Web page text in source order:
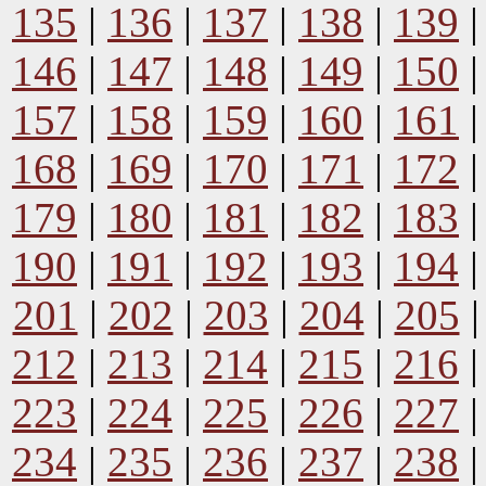
135 | 136 | 137 | 138 | 139
146 | 147 | 148 | 149 | 150
157 | 158 | 159 | 160 | 161
168 | 169 | 170 | 171 | 172
179 | 180 | 181 | 182 | 183
190 | 191 | 192 | 193 | 194
201 | 202 | 203 | 204 | 205
212 | 213 | 214 | 215 | 216
223 | 224 | 225 | 226 | 227
234 | 235 | 236 | 237 | 238